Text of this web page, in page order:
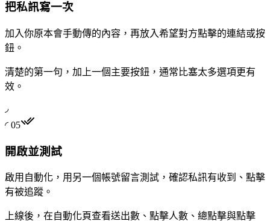
把私訊寫一次
加入你原本會手動傳的內容，再放入希望對方點擊的連結或按
鈕。
清楚的第一句，加上一個主要按鈕，通常比塞太多選項更有
效。
◞
◜ 05
開啟並測試
啟用自動化，用另一個帳號留言測試，確認私訊有收到、點擊
有被追蹤。
上線後，在自動化頁查看送出數、點擊人數、總點擊與點擊